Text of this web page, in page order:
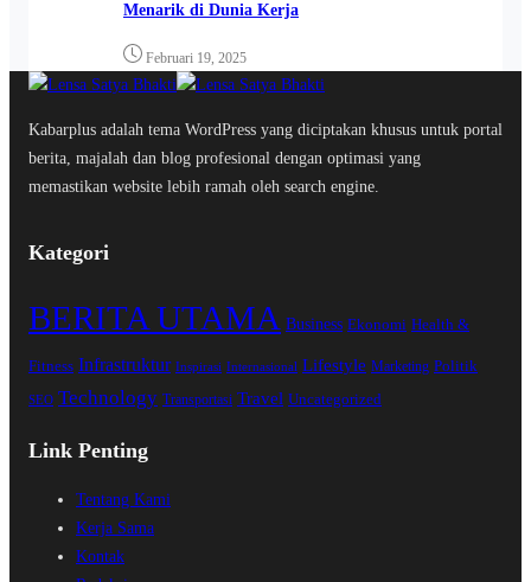
Menarik di Dunia Kerja
Februari 19, 2025
Kabarplus adalah tema WordPress yang diciptakan khusus untuk portal
berita, majalah dan blog profesional dengan optimasi yang
memastikan website lebih ramah oleh search engine.
Kategori
BERITA UTAMA Business Ekonomi Health &
Fitness Infrastruktur Inspirasi Internasional Lifestyle Marketing Politik
SEO Technology Transportasi Travel Uncategorized
Link Penting
Tentang Kami
Kerja Sama
Kontak